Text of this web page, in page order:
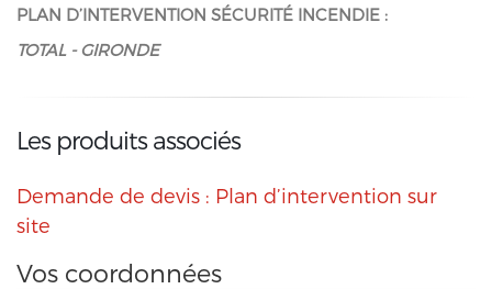
PLAN D’INTERVENTION SÉCURITÉ INCENDIE :
TOTAL - GIRONDE
Les produits associés
Demande de devis : Plan d’intervention sur
site
Vos coordonnées